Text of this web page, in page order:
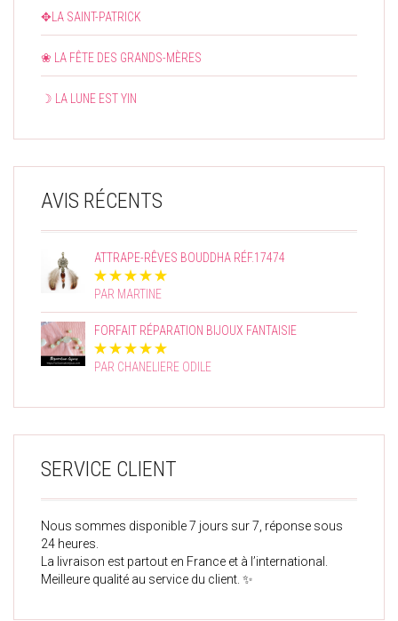
✥LA SAINT-PATRICK
❀ LA FÊTE DES GRANDS-MÈRES
☽ LA LUNE EST YIN
AVIS RÉCENTS
ATTRAPE-RÊVES BOUDDHA RÉF.17474
PAR MARTINE
FORFAIT RÉPARATION BIJOUX FANTAISIE
PAR CHANELIERE ODILE
SERVICE CLIENT
Nous sommes disponible 7 jours sur 7, réponse sous
24 heures.
La livraison est partout en France et à l’international.
Meilleure qualité au service du client. ✨